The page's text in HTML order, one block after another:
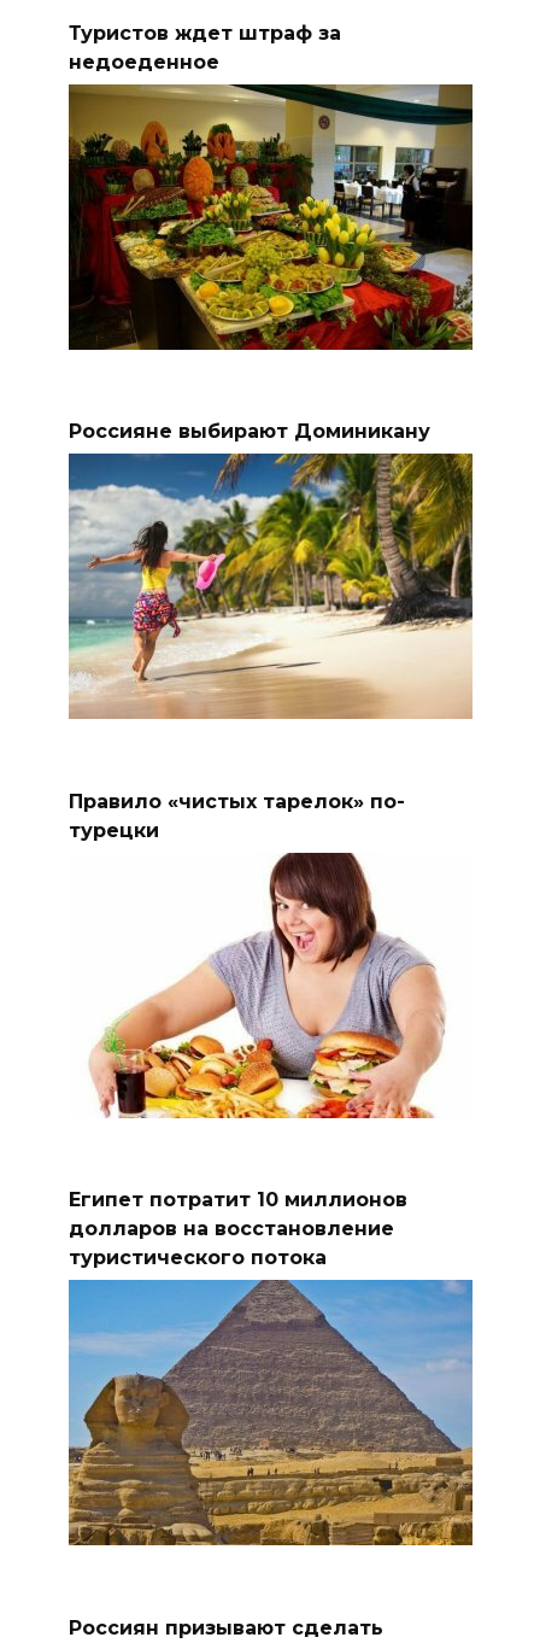
Туристов ждет штраф за
недоеденное
Россияне выбирают Доминикану
Правило «чистых тарелок» по-
турецки
Египет потратит 10 миллионов
долларов на восстановление
туристического потока
Россиян призывают сделать